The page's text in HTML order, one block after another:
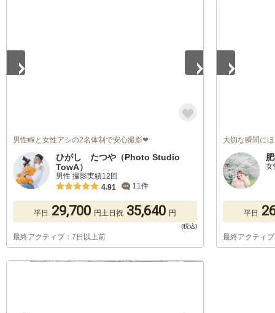
男性📸と女性アシの2名体制で安心撮影❤
ひがし たつや（Photo Studio
TowA）
男性 撮影実績12回
4.91
11件
平日 29,700 円土日祝 35,640 円
最終アクティブ：7日以上前
大切な瞬間に
女
平日
最終アクティ